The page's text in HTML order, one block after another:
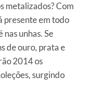
metalizados? Com
presente em todo
nas unhas. Se
de ouro, prata e
2014 os
surgindo